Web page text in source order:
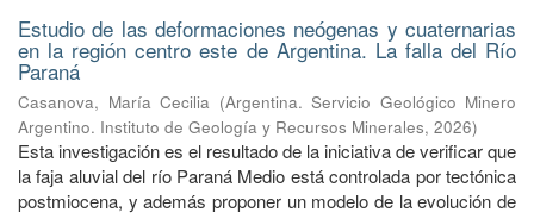
Estudio de las deformaciones neógenas y cuaternarias
en la región centro este de Argentina. La falla del Río
Paraná
Casanova, María Cecilia (Argentina. Servicio Geológico Minero
Argentino. Instituto de Geología y Recursos Minerales, 2026)
Esta investigación es el resultado de la iniciativa de verificar que
la faja aluvial del río Paraná Medio está controlada por tectónica
postmiocena, y además proponer un modelo de la evolución de